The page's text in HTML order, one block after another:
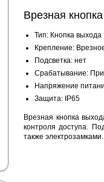
Врезная
Тип: Кнопка выхода
Крепление:
Подсветка: нет
Срабатывание:
Напряжение
Защита: IP65
Врезная кнопка
контроля доступа.
также электрозамками.